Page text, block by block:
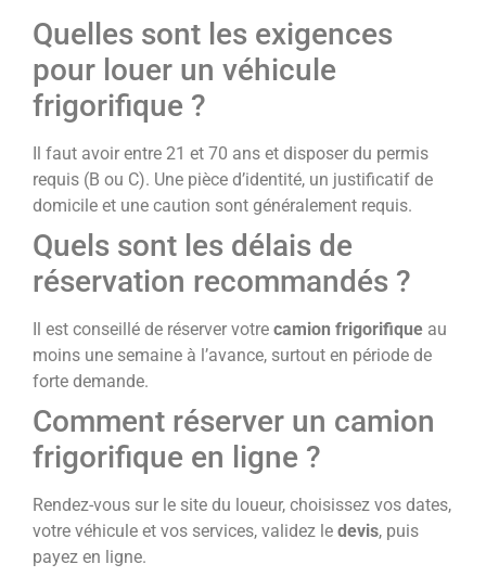
Quelles sont les exigences
pour louer un véhicule
frigorifique ?
Il faut avoir entre 21 et 70 ans et disposer du permis
requis (B ou C). Une pièce d’identité, un justificatif de
domicile et une caution sont généralement requis.
Quels sont les délais de
réservation recommandés ?
Il est conseillé de réserver votre camion frigorifique au
moins une semaine à l’avance, surtout en période de
forte demande.
Comment réserver un camion
frigorifique en ligne ?
Rendez-vous sur le site du loueur, choisissez vos dates,
votre véhicule et vos services, validez le devis, puis
payez en ligne.